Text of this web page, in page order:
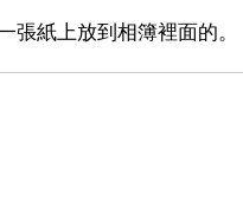
張紙上放到相簿裡面的。